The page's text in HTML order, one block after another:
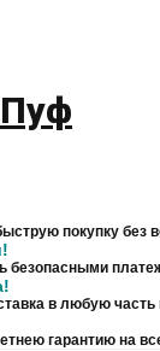
покупку без
безопасными
в любую часть
гарантию на